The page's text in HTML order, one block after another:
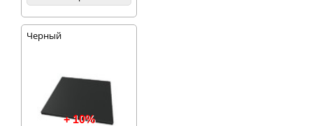
Черный
+ 10%